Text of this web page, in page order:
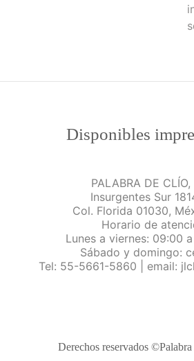
Disponibles
PALABRA DE CLÍO,
Insurgentes Sur
Col. Florida 01030,
Horario de
Lunes a viernes: 09:00
Sábado y domingo:
Tel: 55-5661-5860 | email:
Derechos reservados